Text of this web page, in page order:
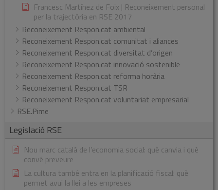
Francesc Martínez de Foix | Reconeixement personal
per la trajectòria en RSE 2017
Reconeixement Respon.cat ambiental
Reconeixement Respon.cat comunitat i aliances
Reconeixement Respon.cat diversitat d’origen
Reconeixement Respon.cat innovació sostenible
Reconeixement Respon.cat reforma horària
Reconeixement Respon.cat TSR
Reconeixement Respon.cat voluntariat empresarial
RSE.Pime
Legislació RSE
Nou marc català de l’economia social: què canvia i què
convé preveure
La cultura també entra en la planificació fiscal: què
permet avui la llei a les empreses